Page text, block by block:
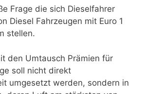
Frage die sich Dieselfahrer
Diesel Fahrzeugen mit Euro 1
stellen.
den Umtausch Prämien für
soll nicht direkt
umgesetzt werden, sondern in